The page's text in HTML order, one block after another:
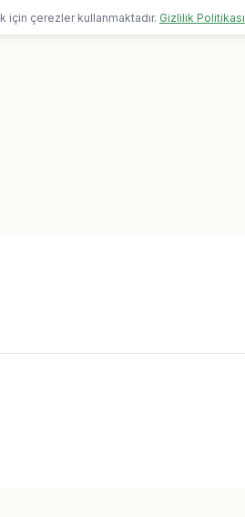
ücretsiz kargo
için çerezler kullanmaktadır. Gizlilik Politikası